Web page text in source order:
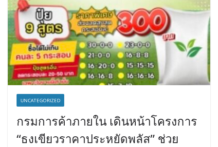
UNCATEGORIZED
กรมการค้าภายใน เดินหน้าโครงการ
“ธงเขียวราคาประหยัดพลัส” ช่วย